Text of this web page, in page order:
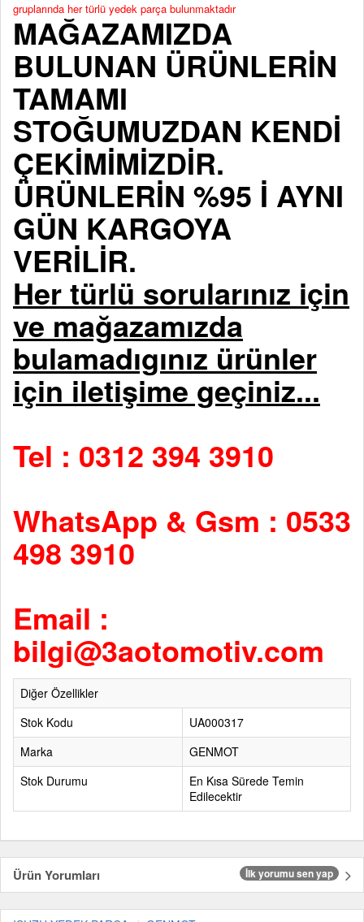
gruplarında her türlü yedek parça bulunmaktadır
MAĞAZAMIZDA
BULUNAN ÜRÜNLERİN
TAMAMI
STOĞUMUZDAN KENDİ
ÇEKİMİMİZDİR.
ÜRÜNLERİN %95 İ AYNI
GÜN KARGOYA
VERİLİR.
Her türlü sorularınız için
ve mağazamızda
bulamadıgınız ürünler
için iletişime geçiniz...
Tel : 0312 394 3910
WhatsApp & Gsm : 0533
498 3910
Email :
bilgi@3aotomotiv.com
Diğer Özellikler
Stok Kodu
UA000317
Marka
GENMOT
Stok Durumu
En Kısa Sürede Temin
Edilecektir
Ürün Yorumları İlk yorumu sen yap